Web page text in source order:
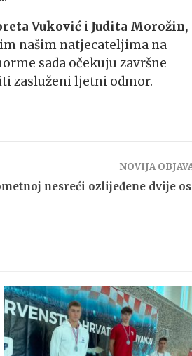
Vuković i Judita Morožin,
našim natjecateljima na
sada očekuju završne
zasluženi ljetni odmor.
NOVIJA
nesreći ozlijeđene dvije